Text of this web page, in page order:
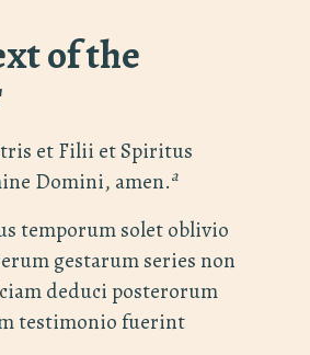
of the
et Filii et Spiritus
Domini, amen.a
temporum solet oblivio
gestarum series non
deduci posterorum
testimonio fuerint